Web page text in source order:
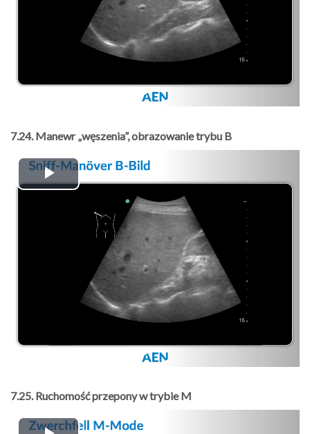
7.24. Manewr „węszenia”, obrazowanie trybu B
Play
Video
7.25. Ruchomość przepony w trybie M